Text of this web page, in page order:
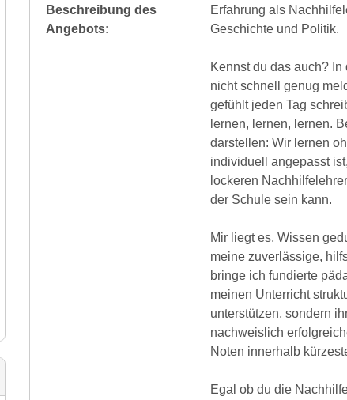
Beschreibung des
Angebots:
Erfahrung als
Geschichte und Politik.
Kennst du das auch?
nicht schnell genug
gefühlt jeden Tag
lernen, lernen, lernen.
darstellen: Wir lernen
individuell angepasst
lockeren
der Schule sein kann.
Mir liegt es, Wissen
meine zuverlässige,
bringe ich fundierte
meinen Unterricht
unterstützen, sondern
nachweislich
Noten innerhalb
Egal ob du die